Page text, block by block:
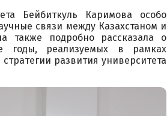
Бейбиткуль Каримова особо
связи между Казахстаном и
также подробно рассказала о
годы, реализуемых в рамках
развития университета